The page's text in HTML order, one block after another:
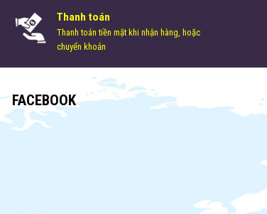
Thanh toán
Thanh toán tiền mặt khi nhận hàng, hoặc
chuyển khoản
FACEBOOK